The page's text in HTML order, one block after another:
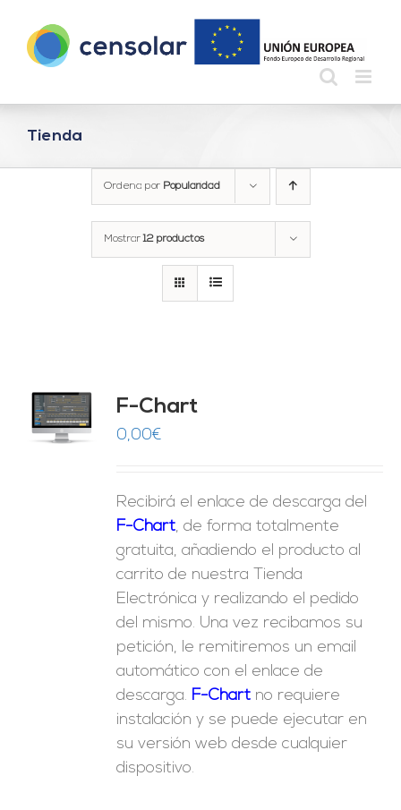
contenido
Tienda
Ordena por Popularidad
Mostrar12 productos
F-Chart
0,00€
Recibirá el enlace de descarga del
F-Chart, de forma totalmente
gratuita, añadiendo el producto al
carrito de nuestra Tienda
Electrónica y realizando el pedido
del mismo. Una vez recibamos su
petición, le remitiremos un email
automático con el enlace de
descarga. F-Chart no requiere
instalación y se puede ejecutar en
su versión web desde cualquier
dispositivo.